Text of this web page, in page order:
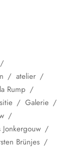
atelier
Rump
Galerie
Jonkergouw
Brünjes